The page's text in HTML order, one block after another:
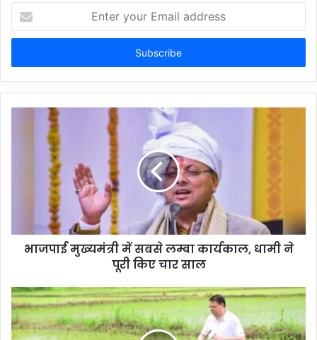
your
Email
भाजपाई मुख्यमंत्री में सबसे लम्बा कार्यकाल, धामी ने
पूरी किए चार साल